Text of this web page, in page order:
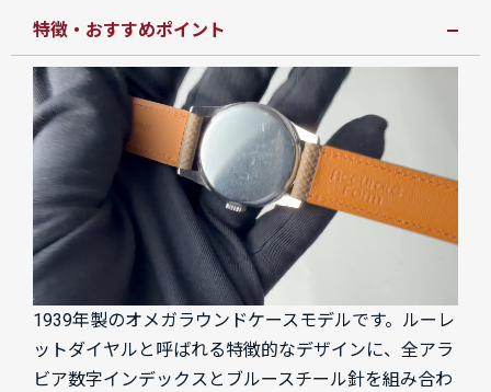
特徴・おすすめポイント
1939年製のオメガラウンドケースモデルです。ルーレ
ットダイヤルと呼ばれる特徴的なデザインに、全アラ
ビア数字インデックスとブルースチール針を組み合わ